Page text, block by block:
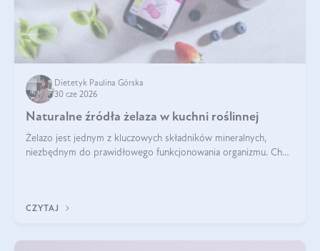
Dietetyk Paulina Górska
30 cze 2026
Naturalne źródła żelaza w kuchni roślinnej
Żelazo jest jednym z kluczowych składników mineralnych,
niezbędnym do prawidłowego funkcjonowania organizmu. Choć
CZYTAJ